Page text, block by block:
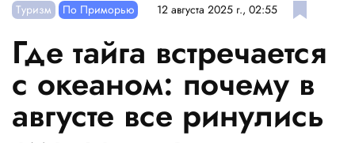
Туризм По Приморью 12 августа 2025 г., 02:55
Где тайга встречается
с океаном: почему в
августе все ринулись